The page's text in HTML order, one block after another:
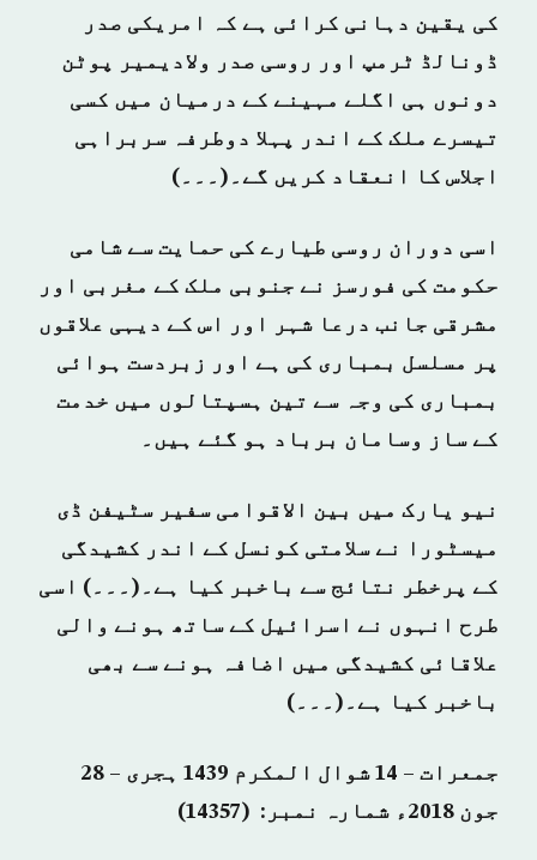
کی یقین دہانی کرائی ہے کہ امریکی صدر
ڈونالڈ ٹرمپ اور روسی صدر ولادیمیر پوٹن
دونوں ہی اگلے مہینے کے درمیان میں کسی
تیسرے ملک کے اندر پہلا دوطرفہ سربراہی
اجلاس کا انعقاد کریں گے۔(۔۔۔)
اسی دوران روسی طیارے کی حمایت سے شامی
حکومت کی فورسز نے جنوبی ملک کے مغربی اور
مشرقی جانب درعا شہر اور اس کے دیہی علاقوں
پر مسلسل بمباری کی ہے اور زبردست ہوائی
بمباری کی وجہ سے تین ہسپتالوں میں خدمت
کے ساز وسامان برباد ہو گئے ہیں۔
نیو یارک میں بین الاقوامی سفیر سٹیفن ڈی
میسٹورا نے سلامتی کونسل کے اندر کشیدگی
کے پرخطر نتائج سے باخبر کیا ہے۔(۔۔۔) اسی
طرح انہوں نے اسرائیل کے ساتھ ہونے والی
علاقائی کشیدگی میں اضافہ ہونے سے بھی
باخبر کیا ہے۔(۔۔۔)
جمعرات – 14 شوال المکرم 1439 ہجری – 28
جون 2018ء شمارہ نمبر: (14357)